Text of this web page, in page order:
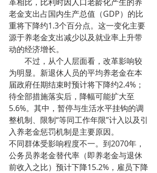
老金支出占国内生产总值（GDP）的比
重将下降约1.3个百分点。这一变化主要
源于养老金支出减少以及就业率上升带
动的经济增长。
为明显。新退休人员的平均养老金在本
届政府任期结束时预计将下降约2.4%；
待全部措施落实后，降幅可能扩大至
5.6%。其中，暂停与生活水平挂钩的调
整机制、限制“等同工作年限”计入以及引
入养老金惩罚机制是主要原因。
不同群体受影响程度不一。到2070年，
公务员养老金替代率（即养老金与退休
前收入之比）预计下降15.2%，雇员下降